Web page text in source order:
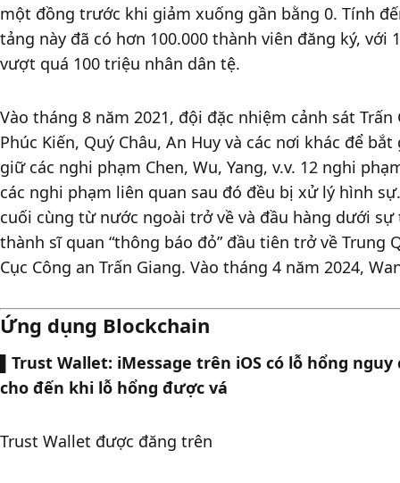
một đồng trước khi giảm xuống gần bằng 0. Tính
tảng này đã có hơn 100.000 thành viên đăng ký, với
vượt quá 100 triệu nhân dân tệ.
Vào tháng 8 năm 2021, đội đặc nhiệm cảnh sát
Phúc Kiến, Quý Châu, An Huy và các nơi khác để
giữ các nghi phạm Chen, Wu, Yang, v.v. 12 nghi
các nghi phạm liên quan sau đó đều bị xử lý hình
cuối cùng từ nước ngoài trở về và đầu hàng dưới
thành sĩ quan “thông báo đỏ” đầu tiên trở về Trung
Cục Công an Trấn Giang. Vào tháng 4 năm 2024,
Ứng dụng Blockchain
▌Trust Wallet: iMessage trên iOS có lỗ hổng
cho đến khi lỗ hổng được vá
Trust Wallet được đăng trên